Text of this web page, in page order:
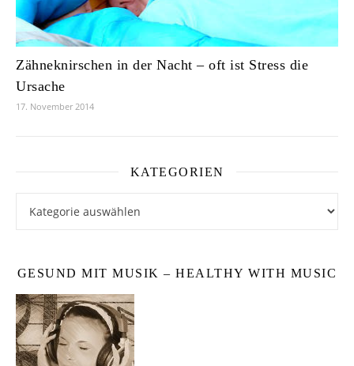
Zähneknirschen in der Nacht – oft ist Stress die
Ursache
17. November 2014
KATEGORIEN
GESUND MIT MUSIK – HEALTHY WITH MUSIC